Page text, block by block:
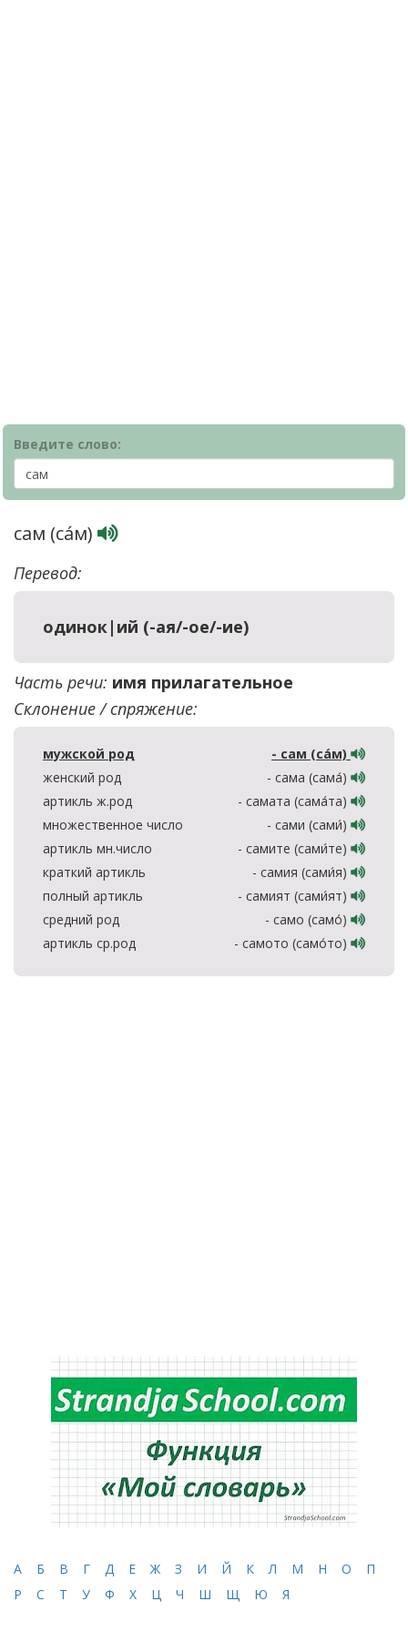
Введите слово:
сам (са́м)
Перевод:
одинок|ий (-ая/-ое/-ие)
Часть речи: имя прилагательное
Склонение / спряжение:
мужской род
- сам (са́м)
женский род
- сама (сама́)
артикль ж.род
- самата (сама́та)
множественное число
- сами (сами́)
артикль мн.число
- самите (сами́те)
краткий артикль
- самия (сами́я)
полный артикль
- самият (сами́ят)
средний род
- само (само́)
артикль ср.род
- самото (само́то)
А Б В Г Д Е Ж З И Й К Л М Н О
П
Р
С Т У Ф Х Ц Ч Ш Щ Ю Я